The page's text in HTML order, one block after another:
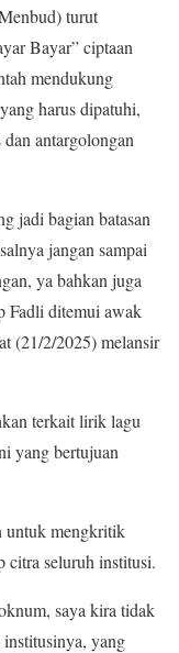
turut
Bayar” ciptaan
mendukung
harus dipatuhi,
antargolongan
jadi bagian batasan
jangan sampai
ya bahkan juga
Fadli ditemui awak
(21/2/2025) melansir
terkait lirik lagu
yang bertujuan
untuk mengkritik
citra seluruh institusi.
saya kira tidak
institusinya, yang